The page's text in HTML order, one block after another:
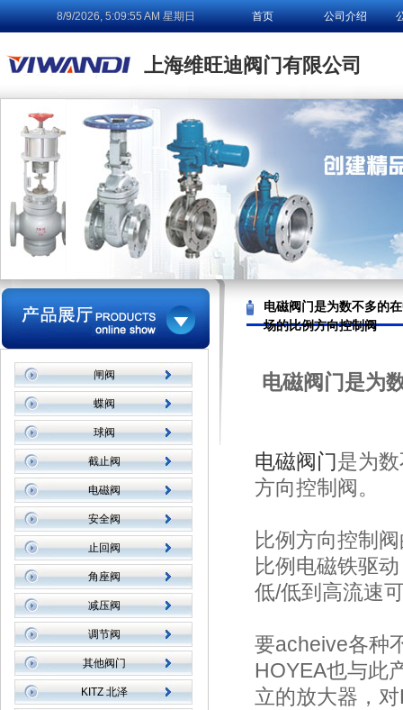
8/9/2026, 5:09:55 AM 星期日 首页 公司介绍
上海维旺迪阀门有限公司
闸阀
蝶阀
球阀
截止阀
电磁阀
安全阀
止回阀
角座阀
减压阀
调节阀
其他阀门
KITZ 北泽
电磁阀门是为数不多的
场的比例方向控制阀
电磁阀门是为
电磁阀门是为
方向控制阀。
比例方向控制阀
比例电磁铁驱动
低/低到 高流速
要acheive各种
HOYEA也与此
立的放大器 ， 对